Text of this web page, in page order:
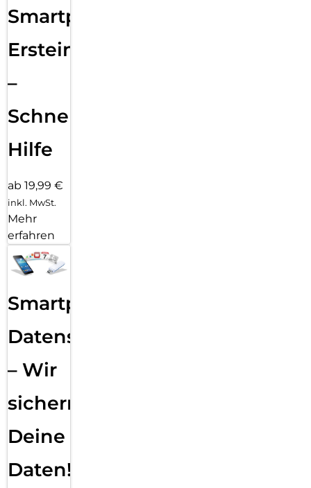
Smartphone
Ersteinrichtung
–
Schnelle
Hilfe
ab 19,99 €
inkl. MwSt.
Mehr
erfahren
Smartphone
Datensicherung
– Wir
sichern
Deine
Daten!